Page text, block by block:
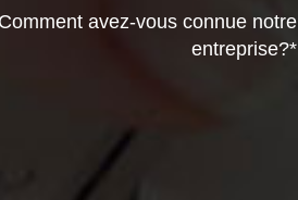
Comment avez-vous connue notre
entreprise?*